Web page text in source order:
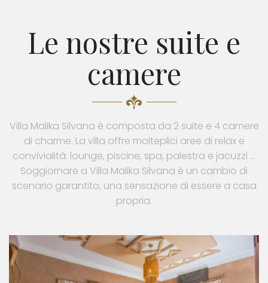
Le nostre suite e
camere
Villa Malika Silvana è composta da 2 suite e 4 camere
di charme. La villa offre molteplici aree di relax e
convivialità: lounge, piscine, spa, palestra e jacuzzi ...
Soggiornare a Villa Malika Silvana è un cambio di
scenario garantito, una sensazione di essere a casa
propria.